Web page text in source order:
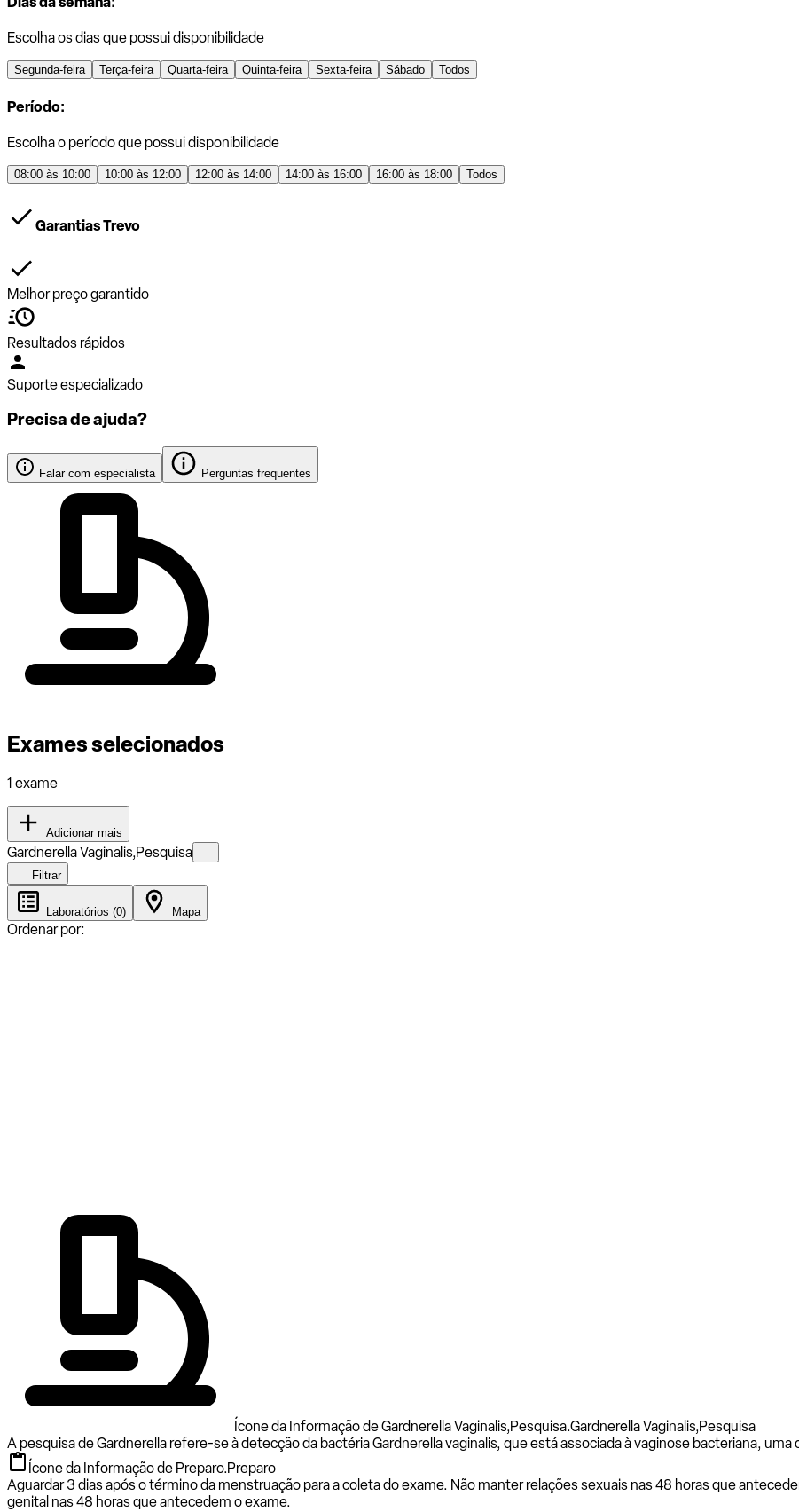
Escolha os dias que possui disponibilidade
Segunda-feira Terça-feira Quarta-feira Quinta-feira Sexta-feira Sábado Todos
Período:
Escolha o período que possui disponibilidade
08:00 às 10:00 10:00 às 12:00 12:00 às 14:00 14:00 às 16:00 16:00 às 18:00 Todos
Garantias Trevo
Melhor preço garantido
Resultados rápidos
Suporte especializado
Precisa de ajuda?
Falar com especialista Perguntas frequentes
Exames selecionados
1 exame
Adicionar mais
Gardnerella Vaginalis,Pesquisa
Filtrar
Laboratórios (0) Mapa
Ordenar por:
Ícone da Informação de Gardnerella Vaginalis,Pesquisa.Gardnerella Vaginalis,Pesquisa
A pesquisa de Gardnerella refere-se à detecção da bactéria Gardnerella vaginalis, que está associada à vaginose bacteriana,
Ícone da Informação de Preparo.Preparo
Aguardar 3 dias após o término da menstruação para a coleta do exame. Não manter relações sexuais nas 48 horas que
genital nas 48 horas que antecedem o exame.